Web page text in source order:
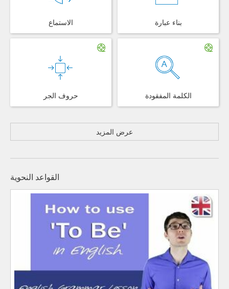
الاستماع بناء عبارة
حروف الجر الكلمة المفقودة
عرض المزيد
القواعد النحوية